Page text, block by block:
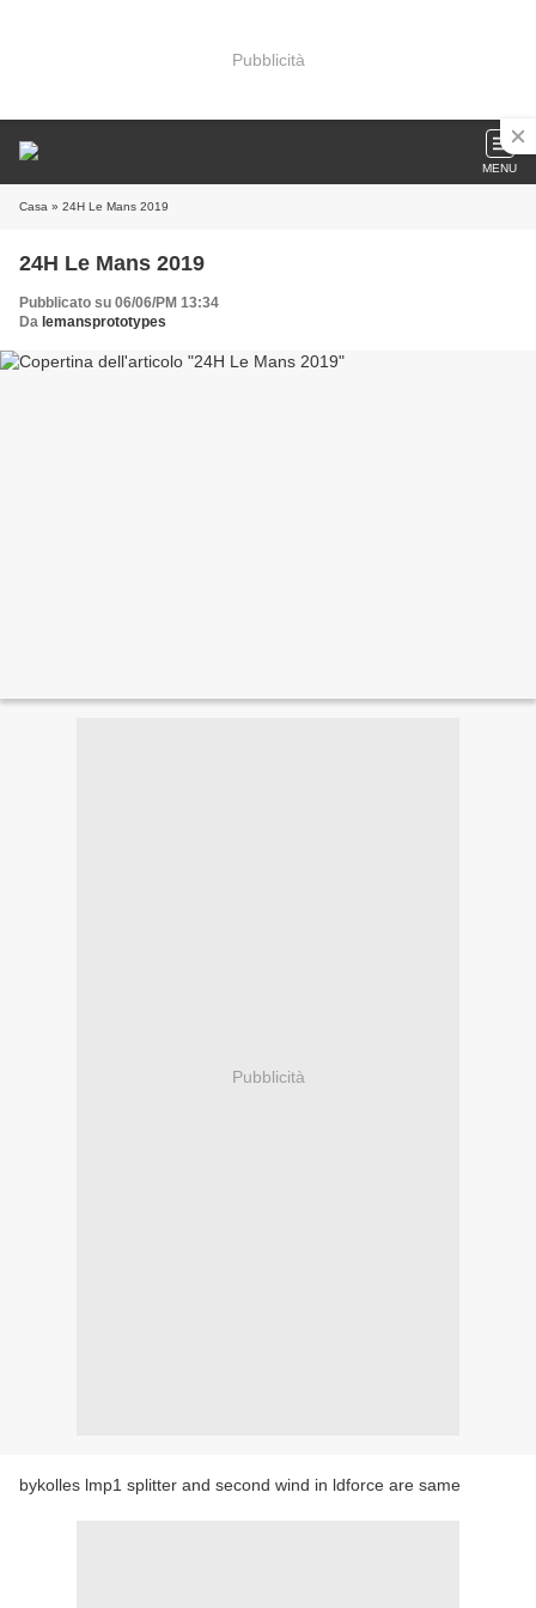
Pubblicità
MENU
Casa » 24H Le Mans 2019
24H Le Mans 2019
Pubblicato su 06/06/PM 13:34
Da lemansprototypes
Pubblicità
bykolles lmp1 splitter and second wind in ldforce are same